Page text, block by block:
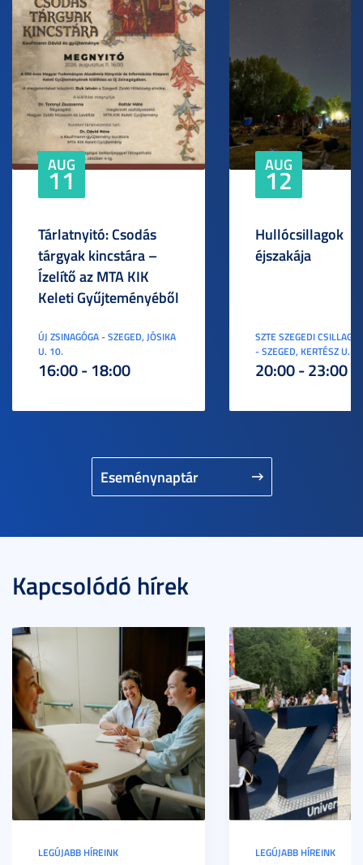
Eseménynaptár
AUG
11
Tárlatnyitó: Csodás
tárgyak kincstára –
Ízelítő az MTA KIK
Keleti Gyűjteményéből
ÚJ ZSINAGÓGA - SZEGED, JÓSIKA
U. 10.
16:00 - 18:00
AUG
12
Hullócsillagok
éjszakája
SZTE SZEGEDI
- SZEGED, KERTÉSZ U. 3.
20:00 - 23:00
Kapcsolódó hírek
LEGÚJABB HÍREINK LEGÚJABB HÍREINK